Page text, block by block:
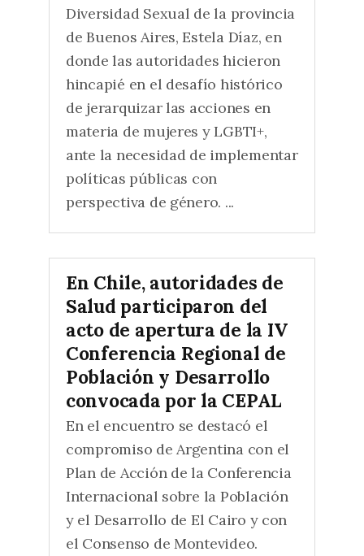
Diversidad Sexual de la provincia
de Buenos Aires, Estela Díaz, en
donde las autoridades hicieron
hincapié en el desafío histórico
de jerarquizar las acciones en
materia de mujeres y LGBTI+,
ante la necesidad de implementar
políticas públicas con
perspectiva de género. ...
En Chile, autoridades de
Salud participaron del
acto de apertura de la IV
Conferencia Regional de
Población y Desarrollo
convocada por la CEPAL
En el encuentro se destacó el
compromiso de Argentina con el
Plan de Acción de la Conferencia
Internacional sobre la Población
y el Desarrollo de El Cairo y con
el Consenso de Montevideo.